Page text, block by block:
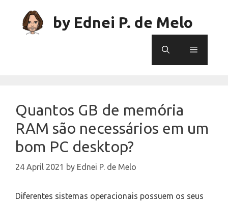
content
by Ednei P. de Melo
Menu
Quantos GB de memória
RAM são necessários em um
bom PC desktop?
24 April 2021 by Ednei P. de Melo
Diferentes sistemas operacionais possuem os seus